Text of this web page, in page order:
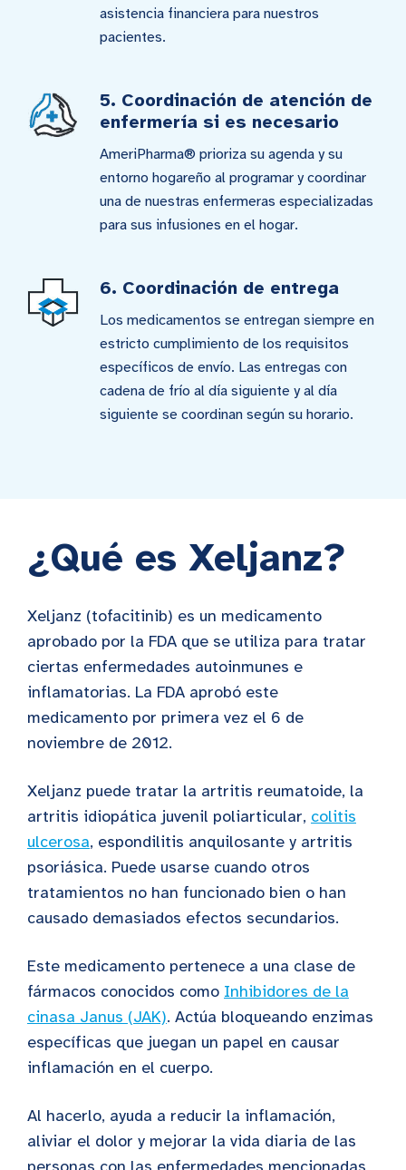
asistencia financiera para nuestros
pacientes.
5. Coordinación de atención de
enfermería si es necesario
AmeriPharma® prioriza su agenda y su
entorno hogareño al programar y coordinar
una de nuestras enfermeras especializadas
para sus infusiones en el hogar.
6. Coordinación de entrega
Los medicamentos se entregan siempre en
estricto cumplimiento de los requisitos
específicos de envío. Las entregas con
cadena de frío al día siguiente y al día
siguiente se coordinan según su horario.
¿Qué es Xeljanz?
Xeljanz (tofacitinib) es un medicamento
aprobado por la FDA que se utiliza para tratar
ciertas enfermedades autoinmunes e
inflamatorias. La FDA aprobó este
medicamento por primera vez el 6 de
noviembre de 2012.
Xeljanz puede tratar la artritis reumatoide, la
artritis idiopática juvenil poliarticular, colitis
ulcerosa, espondilitis anquilosante y artritis
psoriásica. Puede usarse cuando otros
tratamientos no han funcionado bien o han
causado demasiados efectos secundarios.
Este medicamento pertenece a una clase de
fármacos conocidos como Inhibidores de la
cinasa Janus (JAK). Actúa bloqueando enzimas
específicas que juegan un papel en causar
inflamación en el cuerpo.
Al hacerlo, ayuda a reducir la inflamación,
aliviar el dolor y mejorar la vida diaria de las